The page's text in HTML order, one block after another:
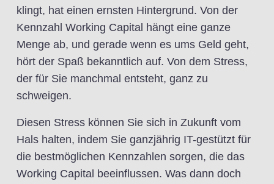
klingt, hat einen ernsten Hintergrund. Von der
Kennzahl Working Capital hängt eine ganze
Menge ab, und gerade wenn es ums Geld geht,
hört der Spaß bekanntlich auf. Von dem Stress,
der für Sie manchmal entsteht, ganz zu
schweigen.
Diesen Stress können Sie sich in Zukunft vom
Hals halten, indem Sie ganzjährig IT-gestützt für
die bestmöglichen Kennzahlen sorgen, die das
Working Capital beeinflussen. Was dann doch